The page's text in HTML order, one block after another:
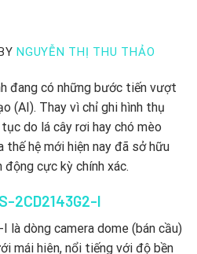
NGUYỄN THỊ THU THẢO
đang có những bước tiến vượt
(AI). Thay vì chỉ ghi hình thụ
do lá cây rơi hay chó mèo
thế hệ mới hiện nay đã sở hữu
động cực kỳ chính xác.
2CD2143G2-I
là dòng camera dome (bán cầu)
mái hiên, nổi tiếng với độ bền